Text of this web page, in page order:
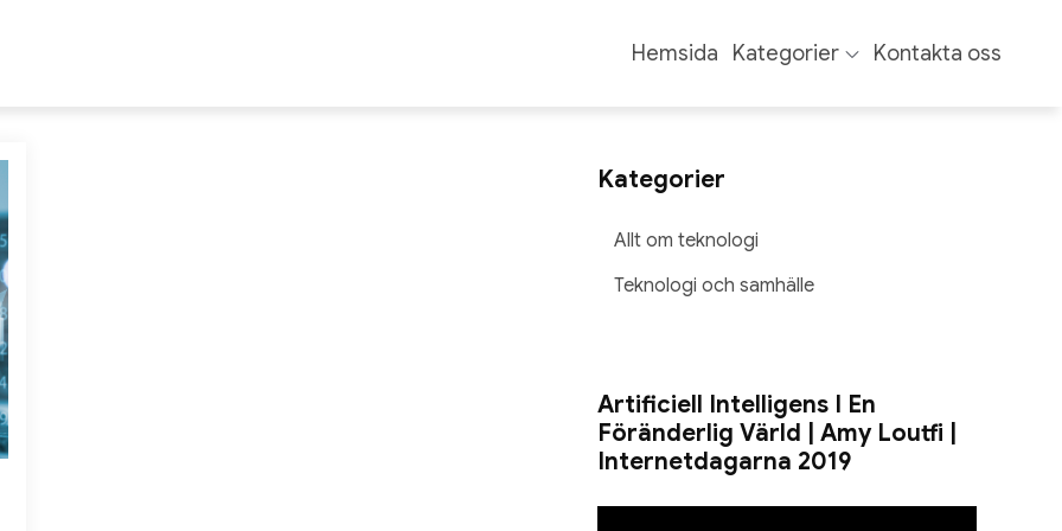
Hemsida Kategorier Kontakta oss
Kategorier
Allt om teknologi
Teknologi och samhälle
Artificiell Intelligens I En
Föränderlig Värld | Amy Loutfi |
Internetdagarna 2019